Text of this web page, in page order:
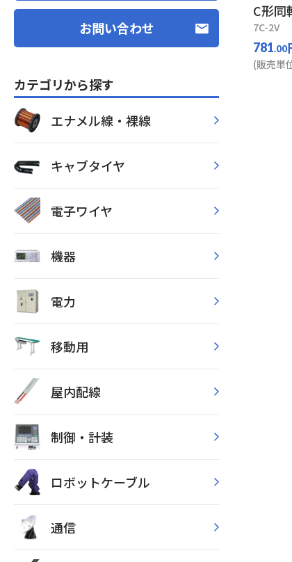
お問い合わせ
カテゴリから探す
エナメル線・裸線
キャブタイヤ
電子ワイヤ
機器
電力
移動用
屋内配線
制御・計装
ロボットケーブル
通信
C形同
7C-2V
781.00
(販売単